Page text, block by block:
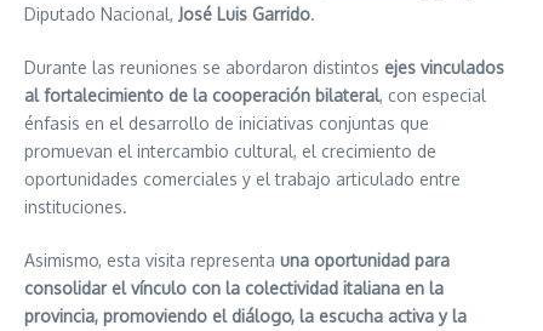
Diputado Nacional, José Luis Garrido.
Durante las reuniones se abordaron distintos ejes vinculados
al fortalecimiento de la cooperación bilateral, con especial
énfasis en el desarrollo de iniciativas conjuntas que
promuevan el intercambio cultural, el crecimiento de
oportunidades comerciales y el trabajo articulado entre
instituciones.
Asimismo, esta visita representa una oportunidad para
consolidar el vínculo con la colectividad italiana en la
provincia, promoviendo el diálogo, la escucha activa y la